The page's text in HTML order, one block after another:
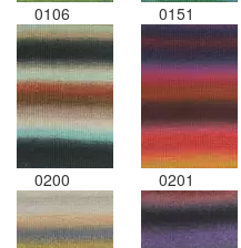
0106 0151
0200 0201